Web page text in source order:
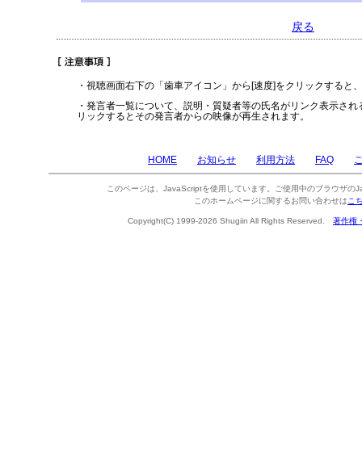
戻る
・視聴画面右下の「歯車アイコン」から[速度]をクリックすると
・発言者一覧について、説明・質疑者等の氏名がリンク表示さ
リックするとその発言者からの映像が再生されます。
HOME お知らせ 利用方法 FAQ
このページは、JavaScriptを使用しています。ご使用中のブラウザの
このホームページに関するお問い合わせは こ
Copyright(C) 1999-2026 Shugiin All Rights Reserved. 著作権